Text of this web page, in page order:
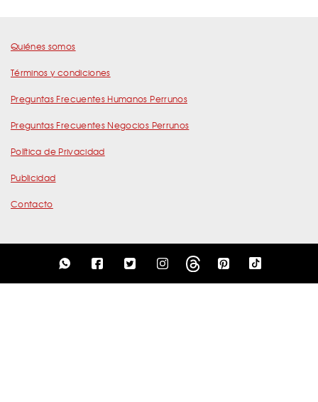
Quiénes somos
Términos y condiciones
Preguntas Frecuentes Humanos Perrunos
Preguntas Frecuentes Negocios Perrunos
Política de Privacidad
Publicidad
Contacto